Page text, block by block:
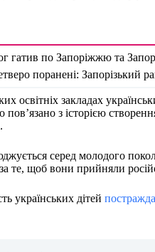
гатив по Запоріжжю та
поранені: Запорізький
освітніх закладах
з історією
серед молодого
те, щоб вони прийняли
українських дітей